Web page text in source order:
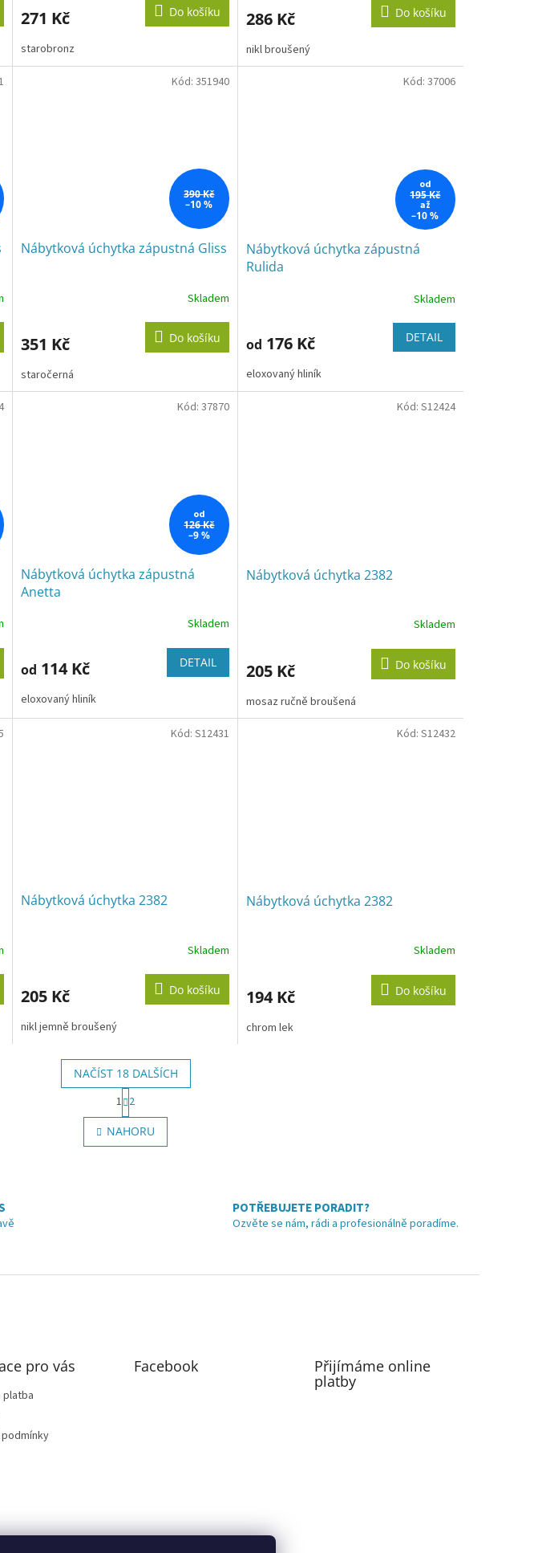
271 Kč Do košíku
starobronz
286 Kč Do košíku
nikl broušený
390 Kč
–10 %
Nábytková úchytka zápustná Gliss
Skladem
351 Kč Do košíku
staročerná
Kód: 351940
od
195 Kč
až
–10 %
Nábytková úchytka zápustná
Rulida
Skladem
od 176 Kč DETAIL
eloxovaný hliník
Kód: 37006
od
126 Kč
–9 %
Nábytková úchytka zápustná
Anetta
Skladem
od 114 Kč DETAIL
eloxovaný hliník
Kód: 37870
Nábytková úchytka 2382
Skladem
205 Kč Do košíku
mosaz ručně broušená
Kód: S12424
Nábytková úchytka 2382
Skladem
205 Kč Do košíku
nikl jemně broušený
Kód: S12431
Nábytková úchytka 2382
Skladem
194 Kč Do košíku
chrom lek
Kód: S12432
O
v
l
k
NAČÍST 18 DALŠÍCH
S
t
r
á
n
1 2
NAHORU
POTŘEBUJETE PORADIT?
Ozvěte se nám, rádi a profesionálně poradíme.
pro vás
platba
Facebook Přijímáme online
platby